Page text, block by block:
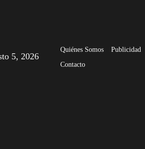
5, 2026
Quiénes Somos Publicidad
Contacto